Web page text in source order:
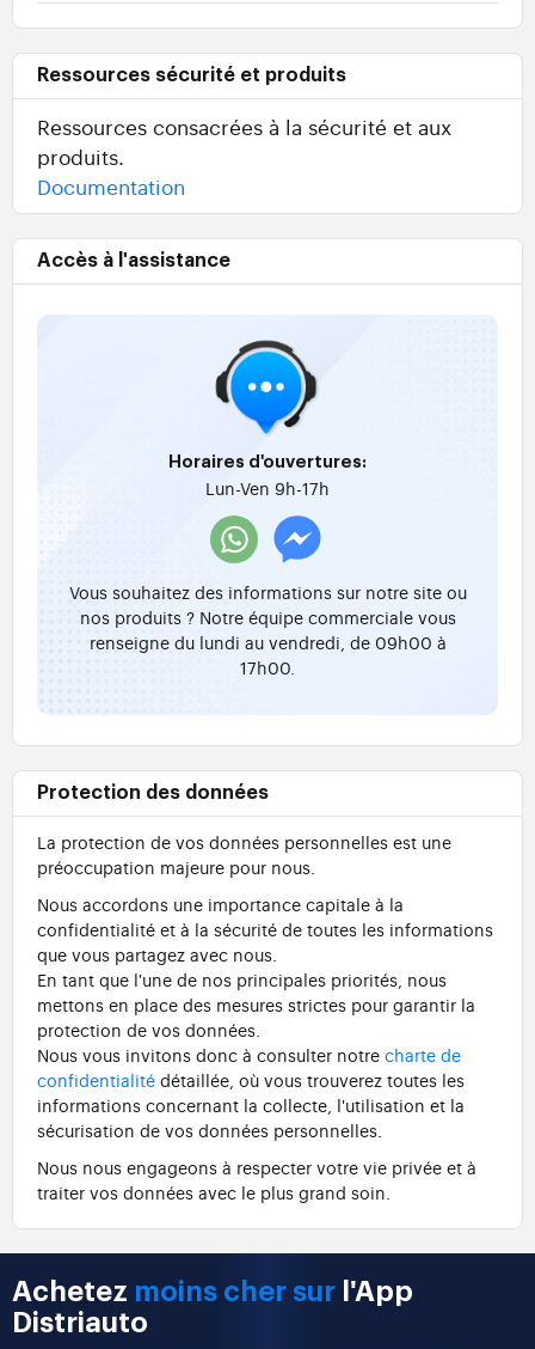
Ressources sécurité et produits
Ressources consacrées à la sécurité et aux
produits.
Documentation
Accès à l'assistance
Horaires d'ouvertures:
Lun-Ven 9h-17h
Vous souhaitez des informations sur notre site ou
nos produits ? Notre équipe commerciale vous
renseigne du lundi au vendredi, de 09h00 à
17h00.
Protection des données
La protection de vos données personnelles est une
préoccupation majeure pour nous.
Nous accordons une importance capitale à la
confidentialité et à la sécurité de toutes les informations
que vous partagez avec nous.
En tant que l'une de nos principales priorités, nous
mettons en place des mesures strictes pour garantir la
protection de vos données.
Nous vous invitons donc à consulter notre charte de
confidentialité détaillée, où vous trouverez toutes les
informations concernant la collecte, l'utilisation et la
sécurisation de vos données personnelles.
Nous nous engageons à respecter votre vie privée et à
traiter vos données avec le plus grand soin.
Achetez moins cher sur l'App
Distriauto